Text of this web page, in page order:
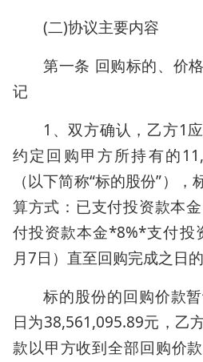
(二)协议主要内容
第一条 回购标的、价
记
1、双方确认，乙方1
约定回购甲方所持有的
（以下简称“标的股份”）
算方式：已支付投资款本
付投资款本金*8%*支付投
月7日）直至回购完成之日
标的股份的回购价款
日为38,561,095.89元，乙
款以甲方收到全部回购价